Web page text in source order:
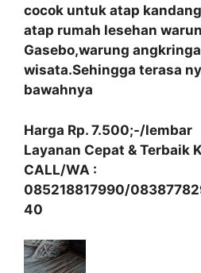
cocok untuk atap
atap rumah lesehan
Gasebo,warung
wisata.Sehingga terasa
bawahnya
Harga Rp. 7.500;-/lembar
Layanan Cepat & Terbaik
CALL/WA :
085218817990/
40